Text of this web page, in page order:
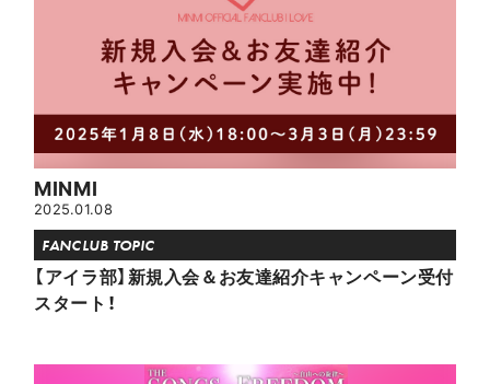
MINMI
2025.01.08
FANCLUB TOPIC
【アイラ部】新規入会＆お友達紹介キャンペーン受付
スタート！